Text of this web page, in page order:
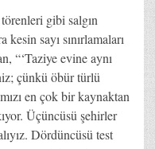
gibi salgın
sayı sınırlamaları
“‘Taziye evine aynı
çünkü öbür türlü
en çok bir kaynaktan
Üçüncüsü şehirler
Dördüncüsü test